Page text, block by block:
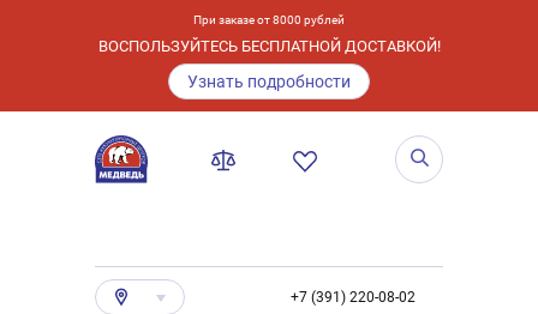
При заказе от 8000 рублей
ВОСПОЛЬЗУЙТЕСЬ БЕСПЛАТНОЙ ДОСТАВКОЙ!
Узнать подробности
+7 (391) 220-08-02